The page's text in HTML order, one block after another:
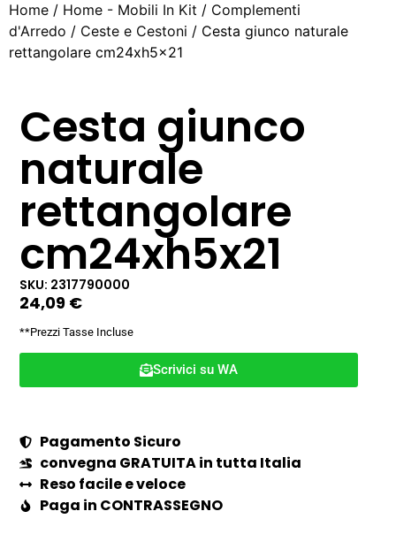
Home / Home - Mobili In Kit / Complementi
d'Arredo / Ceste e Cestoni / Cesta giunco naturale
rettangolare cm24xh5x21
Cesta giunco
naturale
rettangolare
cm24xh5x21
SKU: 2317790000
24,09 €
**Prezzi Tasse Incluse
Scrivici su WA
Pagamento Sicuro
convegna GRATUITA in tutta Italia
Reso facile e veloce
Paga in CONTRASSEGNO